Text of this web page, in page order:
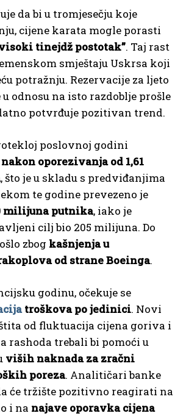
da bi u tromjesečju koje
cijene karata mogle porasti
tinejdž postotak”. Taj rast
smještaju Uskrsa koji
potražnju. Rezervacije za ljeto
u odnosu na isto razdoblje prošle
potvrđuje pozitivan trend.
poslovnoj godini
oporezivanja od 1,61
, što je u skladu s predviđanjima
te godine prevezeno je
milijuna putnika, iako je
cilj bio 205 milijuna. Do
zbog kašnjenja u
od strane Boeinga.
godinu, očekuje se
troškova po jedinici. Novi
od fluktuacija cijena goriva i
rashoda trebali bi pomoći u
viših naknada za zračni
poreza. Analitičari banke
će tržište pozitivno reagirati na
i na najave oporavka cijena